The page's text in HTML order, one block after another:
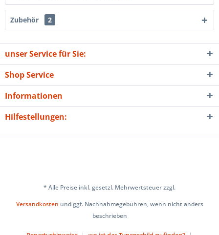
Zubehör 2
unser Service für Sie:
Shop Service
Informationen
Hilfestellungen:
* Alle Preise inkl. gesetzl. Mehrwertsteuer zzgl.
Versandkosten und ggf. Nachnahmegebühren, wenn nicht anders
beschrieben